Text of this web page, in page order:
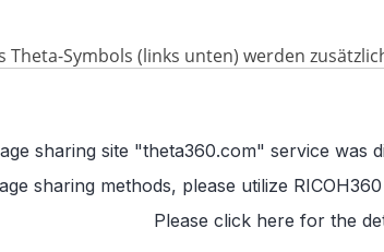
Theta-Symbols (links unten) werden